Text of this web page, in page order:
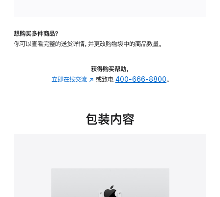
转
的
想购买多件商品？
你可以查看完整的送货详情，并更改购物袋中的商品数量。
获得购买帮助，
立即在线交流 (在
中
或致电 400-666-8800。
包装内容